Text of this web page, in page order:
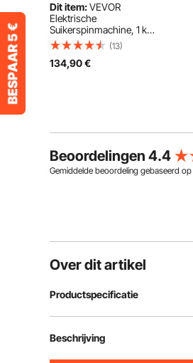
Dit item:VEVOR
Elektrische
Suikerspinmachine, 1 kW
Suikerspinmachine,
Commerciële
Suikerspinmachine met
(13)
134,90€
Beoordelingen 4.4
Gemiddelde beoordeling gebaseerd op
Over dit artikel
Productspecificatie
Artikelmodelnummer
Beschrijving